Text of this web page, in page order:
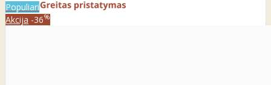
Populiari
Akcija -36%